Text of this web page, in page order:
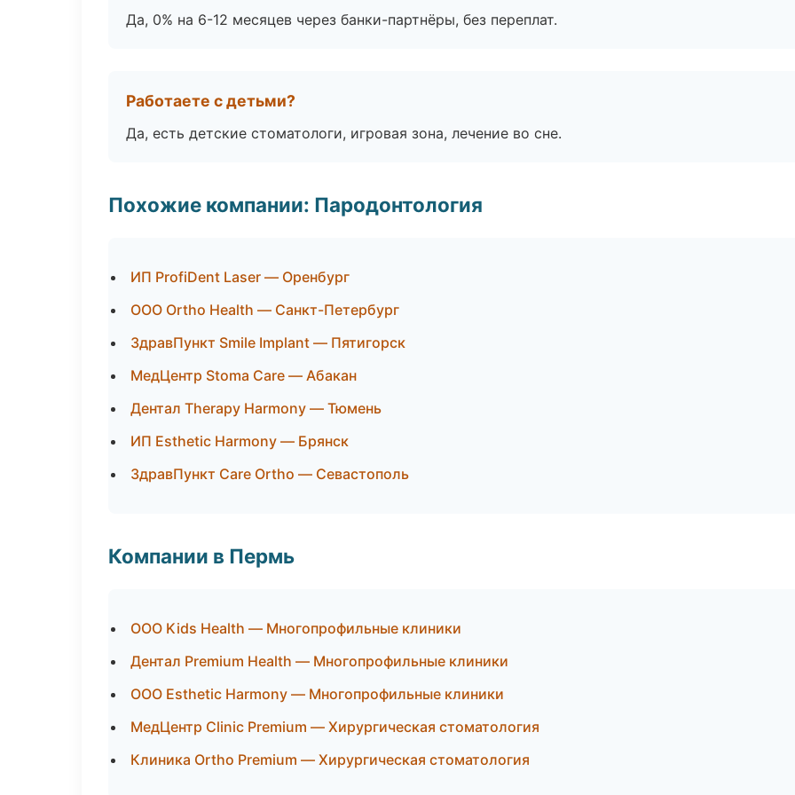
Да, 0% на 6-12 месяцев через банки-партнёры, без переплат.
Работаете с детьми?
Да, есть детские стоматологи, игровая зона, лечение во сне.
Похожие компании: Пародонтология
ИП ProfiDent Laser — Оренбург
ООО Ortho Health — Санкт-Петербург
ЗдравПункт Smile Implant — Пятигорск
МедЦентр Stoma Care — Абакан
Дентал Therapy Harmony — Тюмень
ИП Esthetic Harmony — Брянск
ЗдравПункт Care Ortho — Севастополь
Компании в Пермь
ООО Kids Health — Многопрофильные клиники
Дентал Premium Health — Многопрофильные клиники
ООО Esthetic Harmony — Многопрофильные клиники
МедЦентр Clinic Premium — Хирургическая стоматология
Клиника Ortho Premium — Хирургическая стоматология